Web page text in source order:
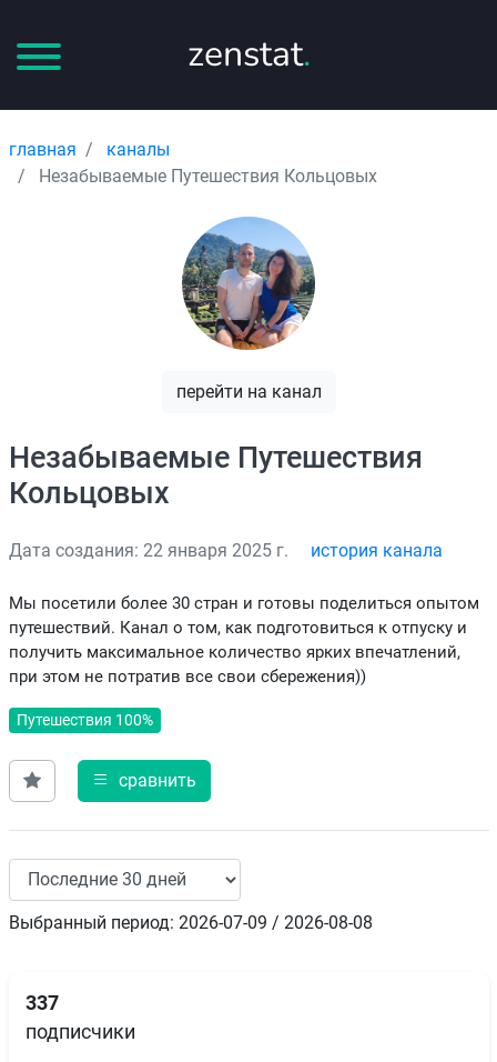
zenstat.
главная
каналы
Незабываемые Путешествия Кольцовых
перейти на канал
Незабываемые Путешествия
Кольцовых
Дата создания: 22 января 2025 г. история канала
Мы посетили более 30 стран и готовы поделиться опытом
путешествий. Канал о том, как подготовиться к отпуску и
получить максимальное количество ярких впечатлений,
при этом не потратив все свои сбережения))
Путешествия 100%
сравнить
Выбранный период: 2026-07-09 / 2026-08-08
337
подписчики